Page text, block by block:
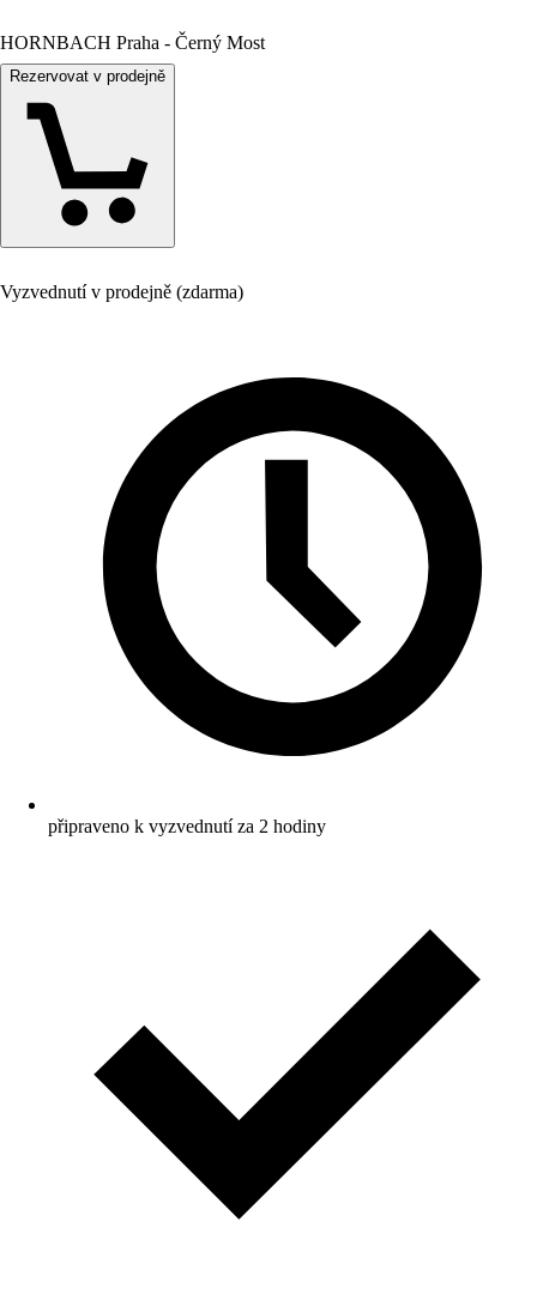
HORNBACH Praha - Černý Most
Rezervovat v prodejně
Vyzvednutí v prodejně (zdarma)
připraveno k vyzvednutí za 2 hodiny